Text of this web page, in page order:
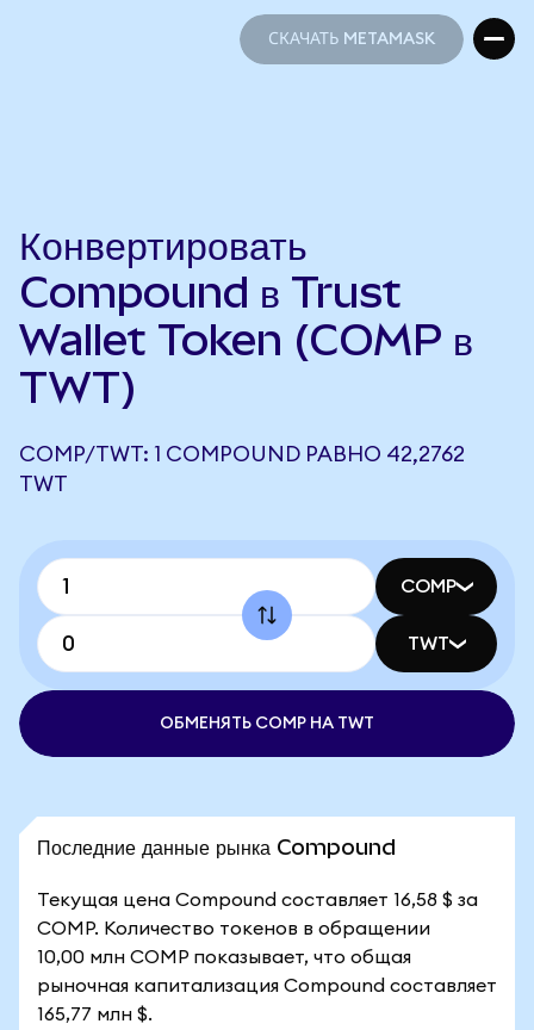
СКАЧАТЬ METAMASK
Конвертировать
Compound в Trust
Wallet Token (COMP в
TWT)
COMP/TWT: 1 COMPOUND РАВНО 42,2762
TWT
COMP
TWT
ОБМЕНЯТЬ COMP НА TWT
Последние данные рынка Compound
Текущая цена Compound составляет 16,58 $ за
COMP. Количество токенов в обращении
10,00 млн COMP показывает, что общая
рыночная капитализация Compound составляет
165,77 млн $.